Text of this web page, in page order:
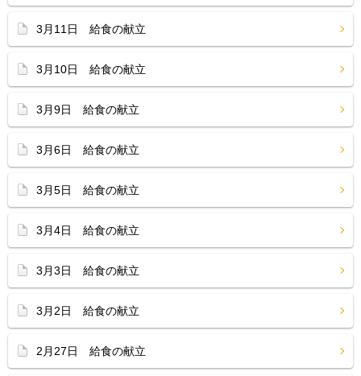
3月11日 給食の献立
3月10日 給食の献立
3月9日 給食の献立
3月6日 給食の献立
3月5日 給食の献立
3月4日 給食の献立
3月3日 給食の献立
3月2日 給食の献立
2月27日 給食の献立